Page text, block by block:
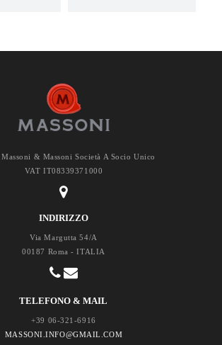
INDIRIZZO
Via Margutta 54/A
00187 Roma - ITALIA
& Massoni Società A Socio Unico
VAT IT08339371000
TELEFONO & MAIL
+39 06-321-6916
MASSONI.INFO@GMAIL.COM